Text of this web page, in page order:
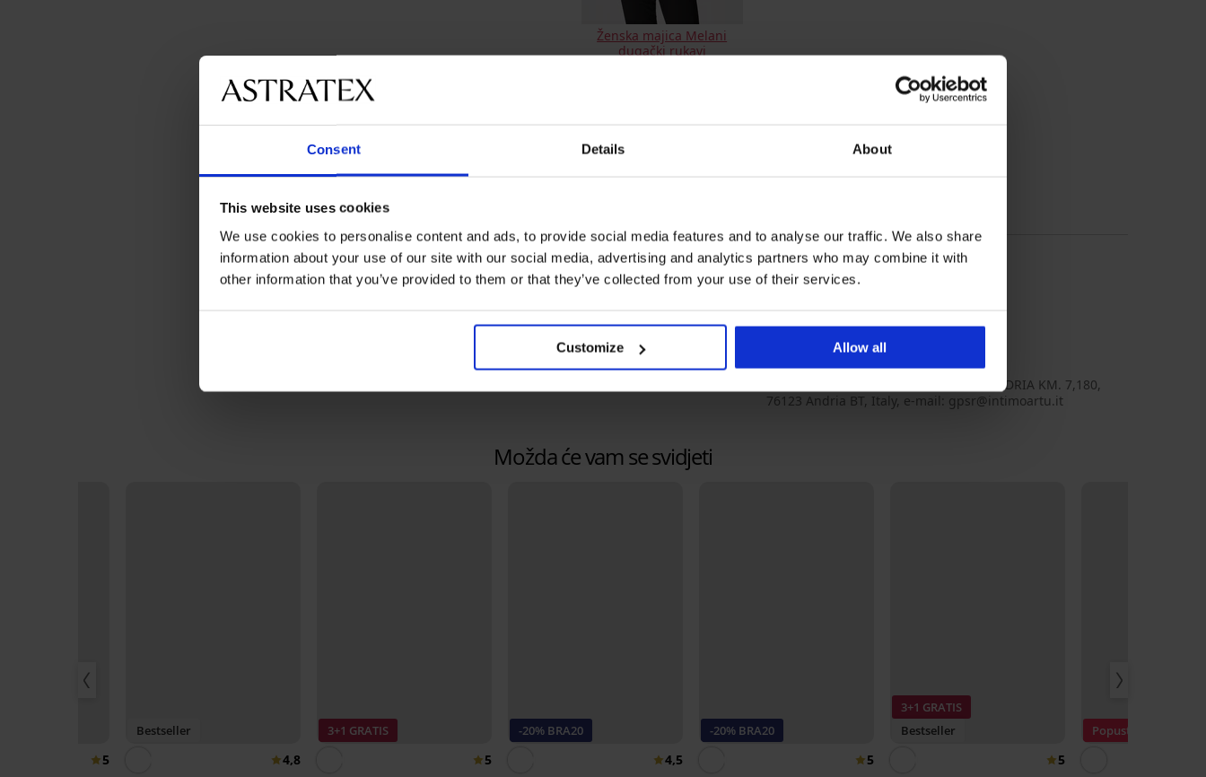
Consent Details About
This website uses cookies
We use cookies to personalise content and ads, to provide social media features and to analyse our traffic. We also share
information about your use of our site with our social media, advertising and analytics partners who may combine it with
other information that you’ve provided to them or that they’ve collected from your use of their services.
Customize Allow all
Ženska majica Melani
dugački rukavi
rukavi
OPIS
Kod artikla
Brand
Jadea
Intimo Artù Srl, adresa: S.P. 1 TRANI-ANDRIA KM. 7,180,
76123 Andria BT, Italy, e-mail: gpsr@intimoartu.it
Možda će vam se svidjeti
5
Bestseller
4,8
3+1 GRATIS
5
-20% BRA20
4,5
-20% BRA20
5
3+1 GRATIS
Bestseller
5
Popust -50%